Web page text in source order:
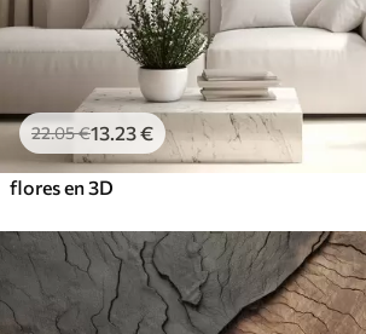
22.05€13 .23€
flores en 3D